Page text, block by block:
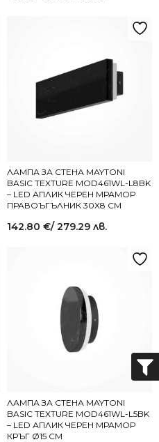
ЛАМПА ЗА СТЕНА MAYTONI
BASIC TEXTURE MOD461WL-L8BK
– LED АПЛИК ЧЕРЕН МРАМОР
ПРАВОЪГЪЛНИК 30X8 СМ
142.80 €/ 279.29 лв.
ЛАМПА ЗА СТЕНА MAYTONI
BASIC TEXTURE MOD461WL-L5BK
– LED АПЛИК ЧЕРЕН МРАМОР
КРЪГ Ø15 СМ